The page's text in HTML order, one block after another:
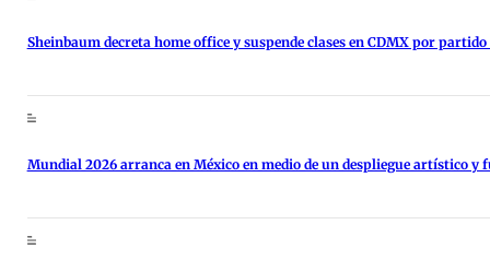
Sheinbaum decreta home office y suspende clases en CDMX por
Mundial 2026 arranca en México en medio de un despliegue artístico y